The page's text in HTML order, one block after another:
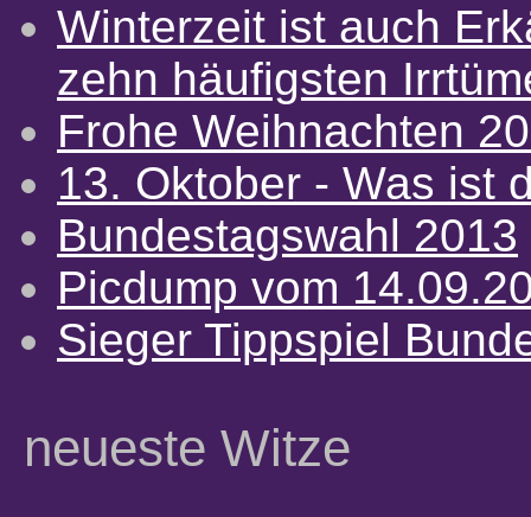
Winterzeit ist auch
zehn häufigsten
Frohe Weihnachten
13. Oktober - Was ist
Bundestagswahl 2013
Picdump vom
Sieger Tippspiel
neueste Witze